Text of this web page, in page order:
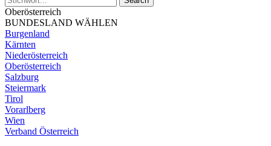
Oberösterreich
BUNDESLAND WÄHLEN
Burgenland
Kärnten
Niederösterreich
Oberösterreich
Salzburg
Steiermark
Tirol
Vorarlberg
Wien
Verband Österreich